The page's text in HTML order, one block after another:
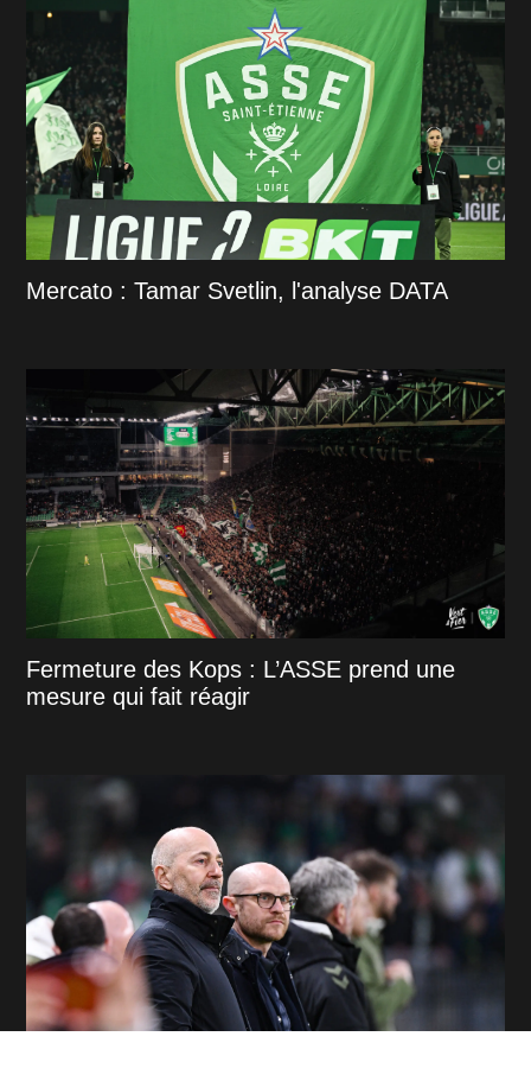
Mercato : Tamar Svetlin, l'analyse DATA
Fermeture des Kops : L’ASSE prend une
mesure qui fait réagir